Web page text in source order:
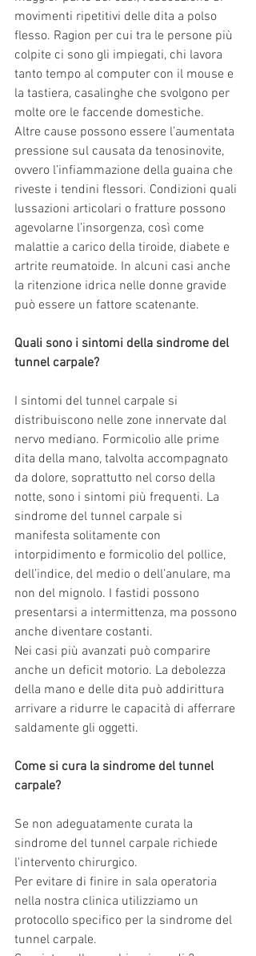
movimenti ripetitivi delle dita a polso
flesso. Ragion per cui tra le persone più
colpite ci sono gli impiegati, chi lavora
tanto tempo al computer con il mouse e
la tastiera, casalinghe che svolgono per
molte ore le faccende domestiche.
Altre cause possono essere l’aumentata
pressione sul causata da tenosinovite,
ovvero l’infiammazione della guaina che
riveste i tendini flessori. Condizioni quali
lussazioni articolari o fratture possono
agevolarne l’insorgenza, così come
malattie a carico della tiroide, diabete e
artrite reumatoide. In alcuni casi anche
la ritenzione idrica nelle donne gravide
può essere un fattore scatenante.
Quali sono i sintomi della sindrome del
tunnel carpale?
I sintomi del tunnel carpale si
distribuiscono nelle zone innervate dal
nervo mediano. Formicolio alle prime
dita della mano, talvolta accompagnato
da dolore, soprattutto nel corso della
notte, sono i sintomi più frequenti. La
sindrome del tunnel carpale si
manifesta solitamente con
intorpidimento e formicolio del pollice,
dell’indice, del medio o dell’anulare, ma
non del mignolo. I fastidi possono
presentarsi a intermittenza, ma possono
anche diventare costanti.
Nei casi più avanzati può comparire
anche un deficit motorio. La debolezza
della mano e delle dita può addirittura
arrivare a ridurre le capacità di afferrare
saldamente gli oggetti.
Come si cura la sindrome del tunnel
carpale?
Se non adeguatamente curata la
sindrome del tunnel carpale richiede
l'intervento chirurgico.
Per evitare di finire in sala operatoria
nella nostra clinica utilizziamo un
protocollo specifico per la sindrome del
tunnel carpale.